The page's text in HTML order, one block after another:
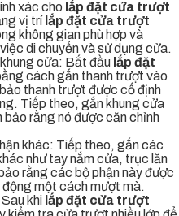
xác cho lắp đặt cửa trượt
vị trí lắp đặt cửa trượt
không gian phù hợp và
di chuyển và sử dụng cửa.
cửa: Bắt đầu lắp đặt
cách gắn thanh trượt vào
thanh trượt được cố định
Tiếp theo, gắn khung cửa
rằng nó được căn chỉnh
khác: Tiếp theo, gắn các
như tay nắm cửa, trục lăn
rằng các bộ phận này được
một cách mượt mà.
khi lắp đặt cửa trượt